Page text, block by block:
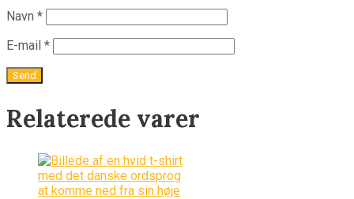
Navn *
E-mail *
Relaterede varer